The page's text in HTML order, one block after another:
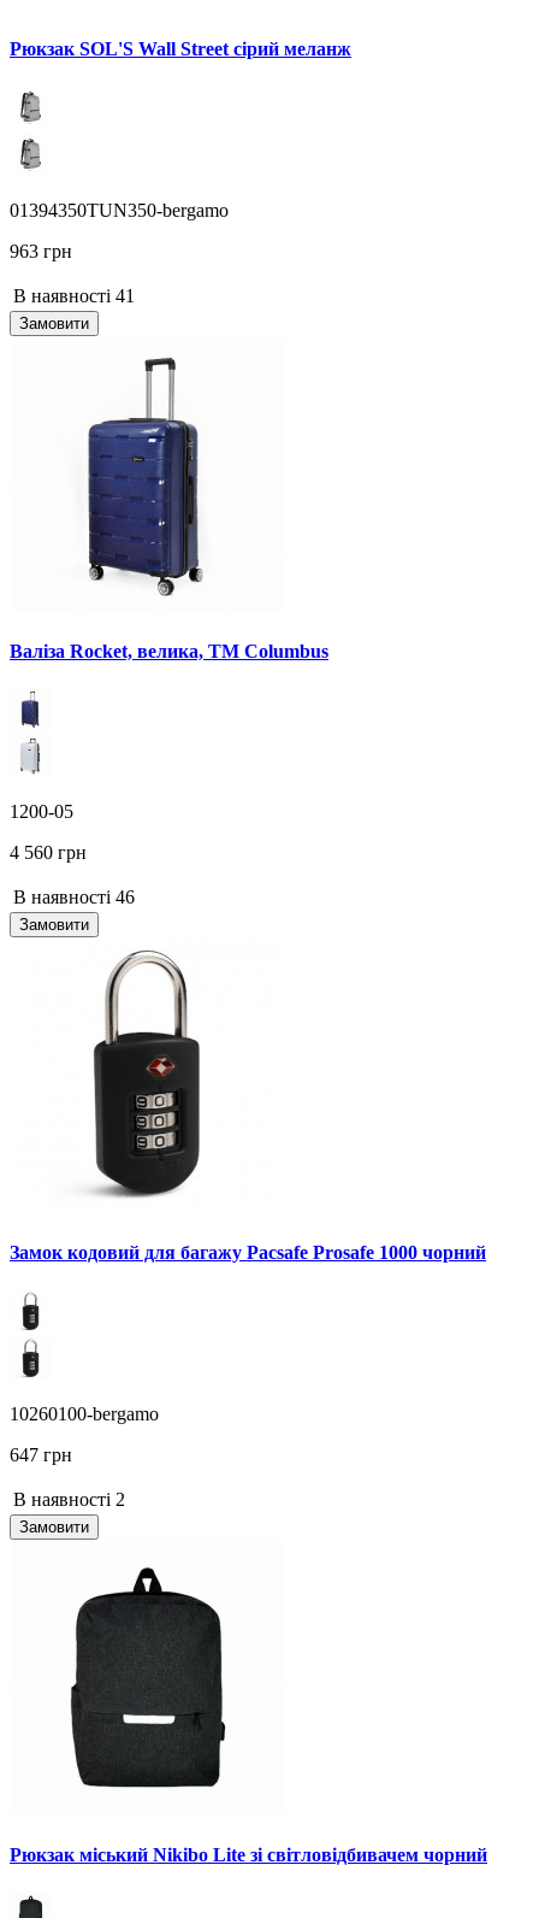
Рюкзак SOL'S Wall Street сірий меланж
01394350TUN350-bergamo
963 грн
В наявності 41
Замовити
Валіза Rocket, велика, TM Columbus
1200-05
4 560 грн
В наявності 46
Замовити
Замок кодовий для багажу Pacsafe Prosafe 1000 чорний
10260100-bergamo
647 грн
В наявності 2
Замовити
Рюкзак міський Nikibo Lite зі світловідбивачем чорний